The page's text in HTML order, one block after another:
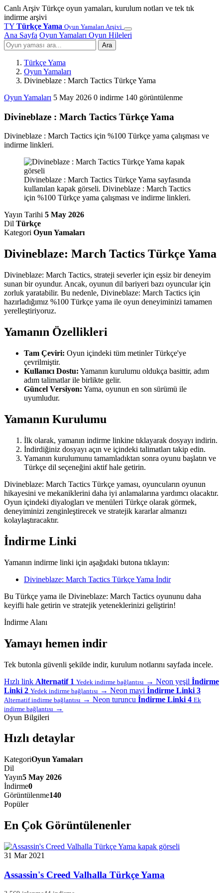
Canlı Arşiv Türkçe oyun yamaları, kurulum notları ve tek tık
indirme arşivi
TY Türkçe Yama Oyun Yamaları Arşivi
Ana Sayfa Oyun Yamaları Oyun Hileleri
Ara
Türkçe Yama
Oyun Yamaları
Divineblaze : March Tactics Türkçe Yama
Oyun Yamaları 5 May 2026 0 indirme 140 görüntülenme
Divineblaze : March Tactics Türkçe Yama
Divineblaze : March Tactics için %100 Türkçe yama çalışması ve
indirme linkleri.
Divineblaze : March Tactics Türkçe Yama sayfasında
kullanılan kapak görseli. Divineblaze : March Tactics
için %100 Türkçe yama çalışması ve indirme linkleri.
Yayın Tarihi 5 May 2026
Dil Türkçe
Kategori Oyun Yamaları
Divineblaze: March Tactics Türkçe Yama
Divineblaze: March Tactics, strateji severler için eşsiz bir deneyim
sunan bir oyundur. Ancak, oyunun dil bariyeri bazı oyuncular için
zorluk yaratabilir. Bu nedenle, Divineblaze: March Tactics için
hazırladığımız %100 Türkçe yama ile oyun deneyiminizi tamamen
yerelleştiriyoruz.
Yamanın Özellikleri
Tam Çeviri: Oyun içindeki tüm metinler Türkçe'ye
çevrilmiştir.
Kullanıcı Dostu: Yamanın kurulumu oldukça basittir, adım
adım talimatlar ile birlikte gelir.
Güncel Versiyon: Yama, oyunun en son sürümü ile
uyumludur.
Yamanın Kurulumu
İlk olarak, yamanın indirme linkine tıklayarak dosyayı indirin.
İndirdiğiniz dosyayı açın ve içindeki talimatları takip edin.
Yamanın kurulumunu tamamladıktan sonra oyunu başlatın ve
Türkçe dil seçeneğini aktif hale getirin.
Divineblaze: March Tactics Türkçe yaması, oyuncuların oyunun
hikayesini ve mekaniklerini daha iyi anlamalarına yardımcı olacaktır.
Oyun içindeki diyalogları ve menüleri Türkçe olarak görmek,
deneyiminizi zenginleştirecek ve stratejik kararlar almanızı
kolaylaştıracaktır.
İndirme Linki
Yamanın indirme linki için aşağıdaki butona tıklayın:
Divineblaze: March Tactics Türkçe Yama İndir
Bu Türkçe yama ile Divineblaze: March Tactics oyununu daha
keyifli hale getirin ve stratejik yeteneklerinizi geliştirin!
İndirme Alanı
Yamayı hemen indir
Tek butonla güvenli şekilde indir, kurulum notlarını sayfada incele.
Hızlı link Alternatif 1 Yedek indirme bağlantısı → Neon yeşil İndirme
Linki 2 Yedek indirme bağlantısı → Neon mavi İndirme Linki 3
Alternatif indirme bağlantısı → Neon turuncu İndirme Linki 4 Ek
indirme bağlantısı →
Oyun Bilgileri
Hızlı detaylar
KategoriOyun Yamaları
Dil
Yayın5 May 2026
İndirme0
Görüntülenme140
Popüler
En Çok Görüntülenenler
31 Mar 2021
Assassin's Creed Valhalla Türkçe Yama